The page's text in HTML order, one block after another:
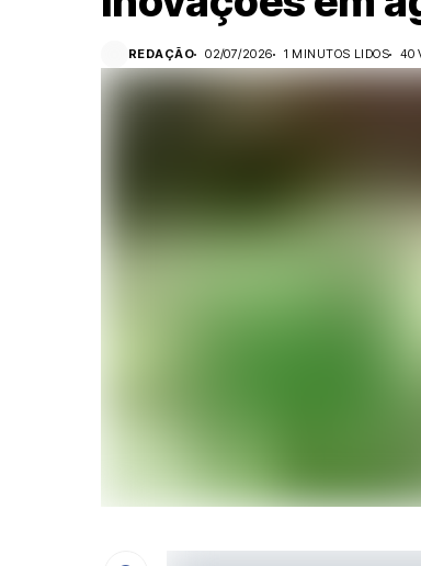
REDAÇÃO 02/07/2026 1 MINUTOS LIDOS 40